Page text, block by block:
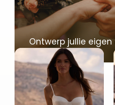
Ontwerp jullie